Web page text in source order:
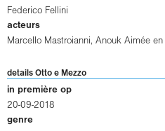
Federico Fellini
acteurs
Marcello Mastroianni, Anouk Aimée en
details Otto e Mezzo
in première op
20-09-2018
genre